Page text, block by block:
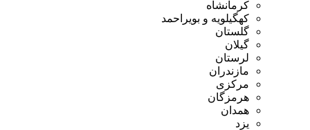
کرمانشاه
کهگیلویه و بویراحمد
گلستان
گیلان
لرستان
مازندران
مرکزی
هرمزگان
همدان
یزد